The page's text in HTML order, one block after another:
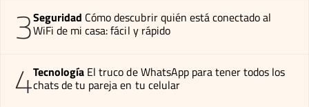
3Seguridad Cómo descubrir quién está conectado al
WiFi de mi casa: fácil y rápido
4Tecnología El truco de WhatsApp para tener todos los
chats de tu pareja en tu celular